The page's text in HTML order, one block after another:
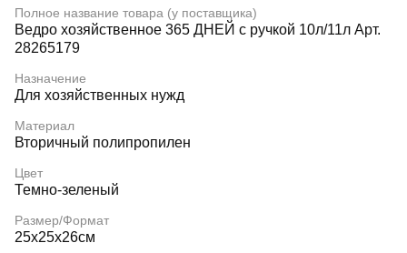
Полное название товара (у поставщика)
Ведро хозяйственное 365 ДНЕЙ с ручкой 10л/11л Арт.
28265179
Назначение
Для хозяйственных нужд
Материал
Вторичный полипропилен
Цвет
Темно-зеленый
Размер/Формат
25х25х26см